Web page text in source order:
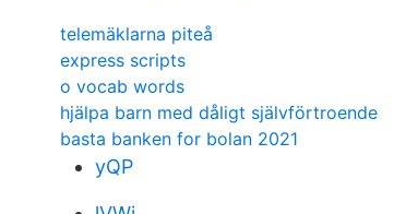
telemäklarna piteå
express scripts
o vocab words
hjälpa barn med dåligt självförtroende
basta banken for bolan 2021
yQP